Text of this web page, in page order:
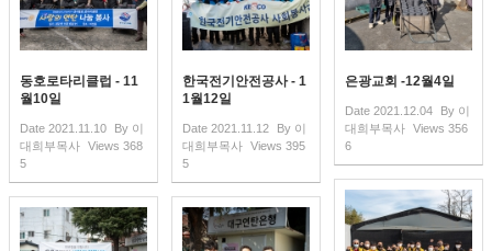
동호로타리클럽 - 11
월10일
Date 2021.11.10 By 이
대희부목사 Views 368
5
한국전기안전공사 - 1
1월12일
Date 2021.11.12 By 이
대희부목사 Views 395
5
은광교회 -12월4일
Date 2021.12.04 By 이
대희부목사 Views 356
6